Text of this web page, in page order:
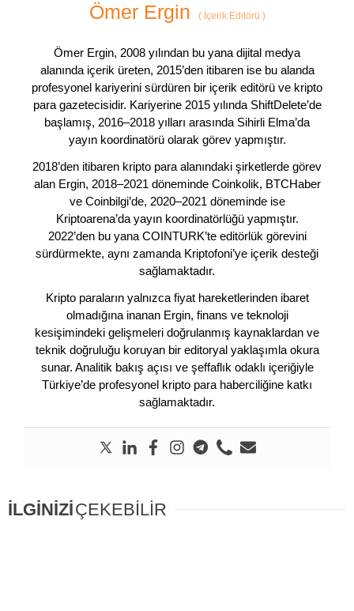
Ömer Ergin (İçerik Editörü )
Ömer Ergin, 2008 yılından bu yana dijital medya
alanında içerik üreten, 2015’den itibaren ise bu alanda
profesyonel kariyerini sürdüren bir içerik editörü ve kripto
para gazetecisidir. Kariyerine 2015 yılında ShiftDelete’de
başlamış, 2016–2018 yılları arasında Sihirli Elma’da
yayın koordinatörü olarak görev yapmıştır.
2018’den itibaren kripto para alanındaki şirketlerde görev
alan Ergin, 2018–2021 döneminde Coinkolik, BTCHaber
ve Coinbilgi’de, 2020–2021 döneminde ise
Kriptoarena’da yayın koordinatörlüğü yapmıştır.
2022’den bu yana COINTURK’te editörlük görevini
sürdürmekte, aynı zamanda Kriptofoni’ye içerik desteği
sağlamaktadır.
Kripto paraların yalnızca fiyat hareketlerinden ibaret
olmadığına inanan Ergin, finans ve teknoloji
kesişimindeki gelişmeleri doğrulanmış kaynaklardan ve
teknik doğruluğu koruyan bir editoryal yaklaşımla okura
sunar. Analitik bakış açısı ve şeffaflık odaklı içeriğiyle
Türkiye’de profesyonel kripto para haberciliğine katkı
sağlamaktadır.
İLGİNİZİÇEKEBİLİR